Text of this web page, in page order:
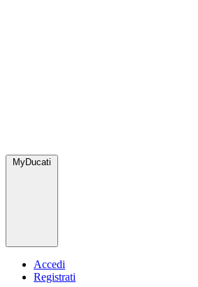
MyDucati
Accedi
Registrati